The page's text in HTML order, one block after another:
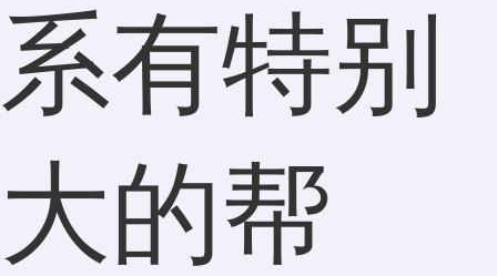
系有特别
大的帮